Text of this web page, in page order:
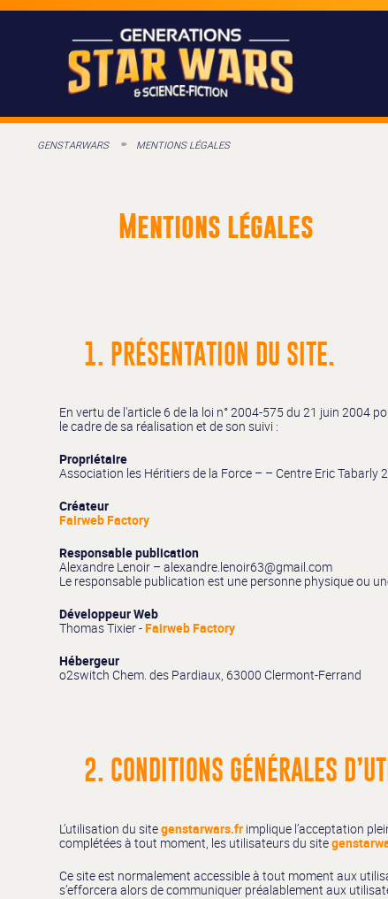
GENSTARWARS MENTIONS LÉGALES
Mentions légales
1. PRÉSENTATION DU SITE.
En vertu de l'article 6 de la loi n° 2004-575 du 21 juin 2004
le cadre de sa réalisation et de son suivi :
Propriétaire
Association les Héritiers de la Force – – Centre Eric Tabarly
Créateur
Fairweb Factory
Responsable publication
Alexandre Lenoir – alexandre.lenoir63@gmail.com
Le responsable publication est une personne physique ou
Développeur Web
Thomas Tixier -Fairweb Factory
Hébergeur
o2switch Chem. des Pardiaux, 63000 Clermont-Ferrand
2. CONDITIONS GÉNÉRALES
L’utilisation du sitegenstarwars.fr implique l’acceptation
complétées à tout moment, les utilisateurs du site
Ce site est normalement accessible à tout moment aux
s’efforcera alors de communiquer préalablement aux